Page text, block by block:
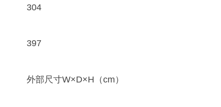
304
397
外部尺寸W×D×H（cm）